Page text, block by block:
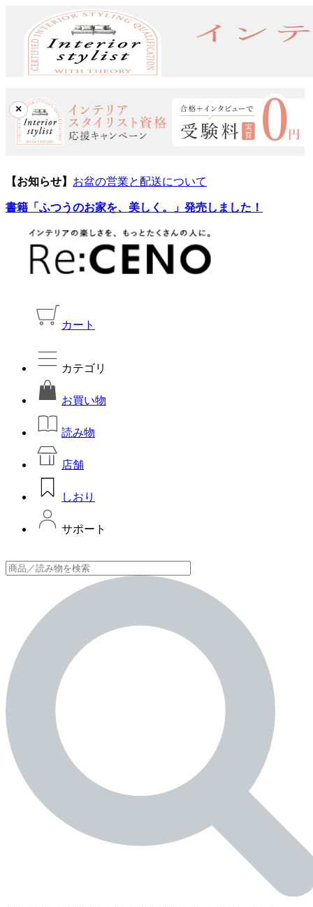
×
【お知らせ】 お盆の営業と配送について
書籍「ふつうのお家を、美しく。」発売しました！
カート
カテゴリ
お買い物
読み物
店舗
しおり
サポート